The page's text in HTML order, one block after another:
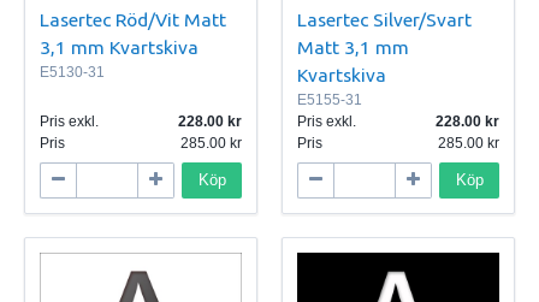
Lasertec Röd/Vit Matt
3,1 mm Kvartskiva
E5130-31
Pris exkl.
228.00
Pris
285.00
Köp
Lasertec Silver/Svart
Matt 3,1 mm
Kvartskiva
E5155-31
Pris exkl.
228.00
Pris
285.00
Köp